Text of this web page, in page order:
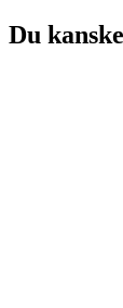
Du